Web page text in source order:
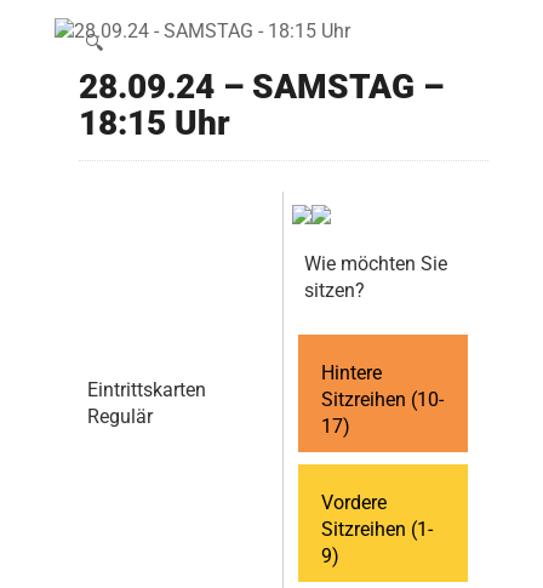
🔍
28.09.24 – SAMSTAG –
18:15 Uhr
Eintrittskarten
Regulär
Wie möchten Sie
sitzen?
Hintere
Sitzreihen (10-
17)
Vordere
Sitzreihen (1-
9)